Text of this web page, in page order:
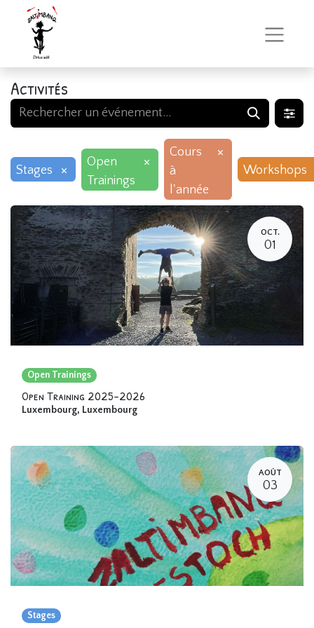
Activités
Stages ×
Open
Trainings
×
Cours
à
l'année
×
Workshops
OCT.
01
Open Trainings
Open Training 2025-2026
Luxembourg, Luxembourg
AOÛT
03
Stages